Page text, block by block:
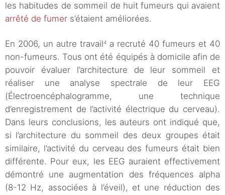
les habitudes de sommeil de huit fumeurs qui avaient
arrêté de fumer s’étaient améliorées.
En 2006, un autre travail4 a recruté 40 fumeurs et 40
non-fumeurs. Tous ont été équipés à domicile afin de
pouvoir évaluer l’architecture de leur sommeil et
réaliser une analyse spectrale de leur EEG
(Électroencéphalogramme, une technique
d’enregistrement de l’activité électrique du cerveau).
Dans leurs conclusions, les auteurs ont indiqué que,
si l’architecture du sommeil des deux groupes était
similaire, l’activité du cerveau des fumeurs était bien
différente. Pour eux, les EEG auraient effectivement
démontré une augmentation des fréquences alpha
(8-12 Hz, associées à l’éveil), et une réduction des